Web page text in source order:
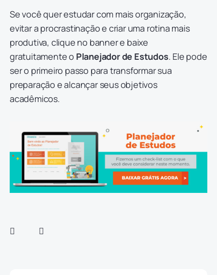
Se você quer estudar com mais organização,
evitar a procrastinação e criar uma rotina mais
produtiva, clique no banner e baixe
gratuitamente o Planejador de Estudos. Ele pode
ser o primeiro passo para transformar sua
preparação e alcançar seus objetivos
acadêmicos.